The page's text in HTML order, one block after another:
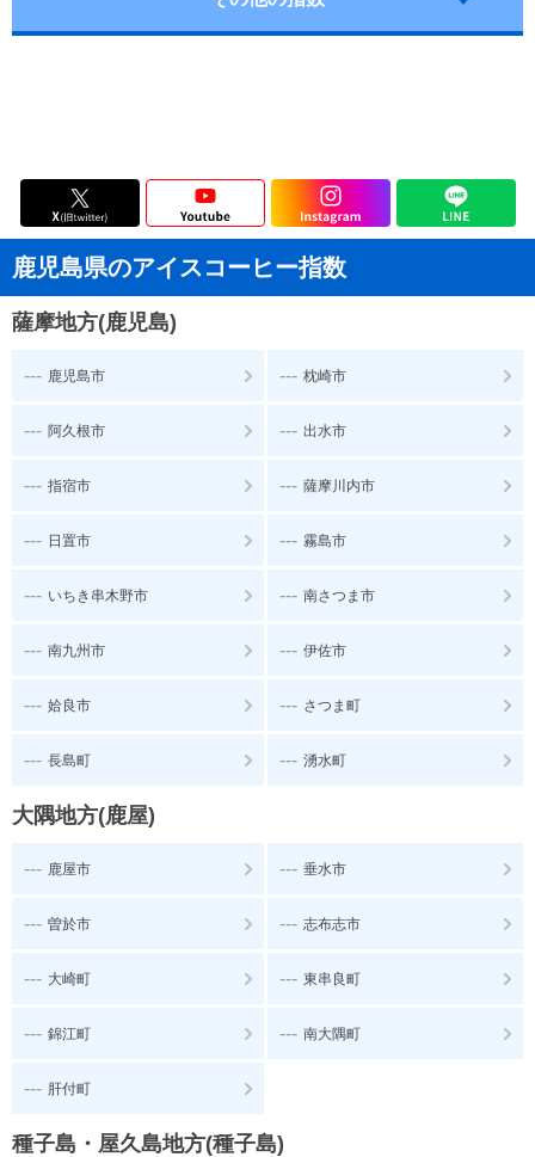
鹿児島県のアイスコーヒー指数
薩摩地方(鹿児島)
--- 鹿児島市 --- 枕崎市
--- 阿久根市 --- 出水市
--- 指宿市 --- 薩摩川内市
--- 日置市 --- 霧島市
--- いちき串木野市 --- 南さつま市
--- 南九州市 --- 伊佐市
--- 姶良市 --- さつま町
--- 長島町 --- 湧水町
大隅地方(鹿屋)
--- 鹿屋市 --- 垂水市
--- 曽於市 --- 志布志市
--- 大崎町 --- 東串良町
--- 錦江町 --- 南大隅町
--- 肝付町
種子島・屋久島地方(種子島)